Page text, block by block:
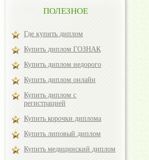
ПОЛЕЗНОЕ
Где купить диплом
Купить диплом ГОЗНАК
Купить диплом недорого
Купить диплом онлайн
Купить диплом с
регистрацией
Купить корочки диплома
Купить липовый диплом
Купить медицинский диплом